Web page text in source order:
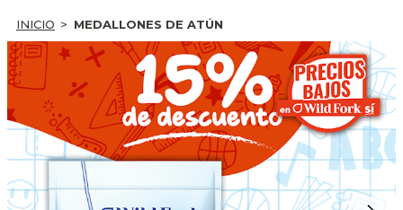
INICIO MEDALLONES DE ATÚN